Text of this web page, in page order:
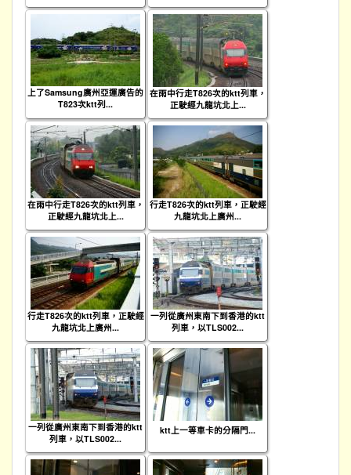
上了Samsung廣州亞運廣告的
T823次ktt列...
在雨中行走T826次的ktt列車，
正駛經九龍坑北上...
在雨中行走T826次的ktt列車，
正駛經九龍坑北上...
行走T826次的ktt列車，正駛經
九龍坑北上廣州...
行走T826次的ktt列車，正駛經
九龍坑北上廣州...
一列從廣州東南下到香港的ktt
列車，以TLS002...
一列從廣州東南下到香港的ktt
列車，以TLS002...
ktt上一等車卡的分隔門...